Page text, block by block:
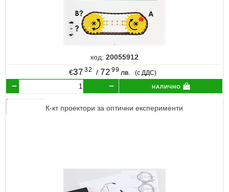
код: 20055912
€37 32 / 72 99 лв. (с ДДС)
налично
К-кт проектори за оптични експерименти